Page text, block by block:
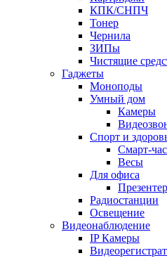
КПК/СНПЧ
Тонер
Чернила
ЗИПы
Чистящие
Гаджеты
Моноподы
Умный дом
Камеры
Спорт и
Смарт-
Весы
Для офиса
Радиостанции
Освещение
Видеонаблюдение
IP Камеры